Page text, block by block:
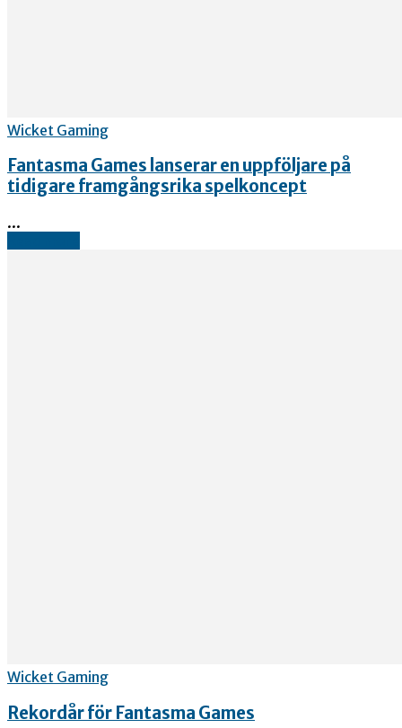
Wicket Gaming
Fantasma Games lanserar en uppföljare på
tidigare framgångsrika spelkoncept
...
Wicket Gaming
Rekordår för Fantasma Games